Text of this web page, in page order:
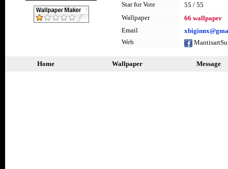
Star for Vote
55 / 55
Wallpaper
66 wallpaper
Email
Web
Home Wallpaper Message